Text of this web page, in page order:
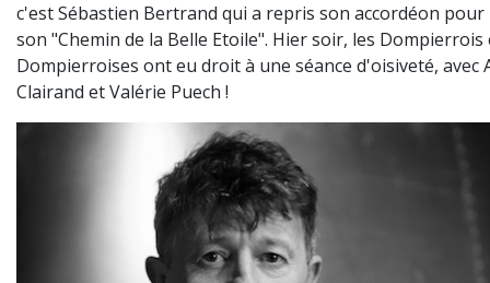
c'est Sébastien Bertrand qui a repris son accordéon
son "Chemin de la Belle Etoile". Hier soir, les Dompierrois
Dompierroises ont eu droit à une séance d'oisiveté, avec
Clairand et Valérie Puech !